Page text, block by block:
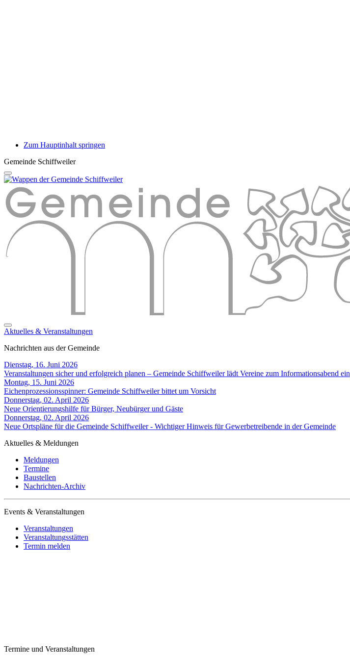
Zum Hauptinhalt springen
Gemeinde Schiffweiler
Aktuelles & Veranstaltungen
Nachrichten aus der Gemeinde
Dienstag, 16. Juni 2026
Veranstaltungen sicher und erfolgreich planen – Gemeinde Schiffweiler lädt Vereine zum Informationsabend ein
Montag, 15. Juni 2026
Eichenprozessionsspinner: Gemeinde Schiffweiler bittet um Vorsicht
Donnerstag, 02. April 2026
Neue Orientierungshilfe für Bürger, Neubürger und Gäste
Donnerstag, 02. April 2026
Neue Ortspläne für die Gemeinde Schiffweiler - Wichtiger Hinweis für Gewerbetreibende in der Gemeinde
Aktuelles & Meldungen
Meldungen
Termine
Baustellen
Nachrichten-Archiv
Events & Veranstaltungen
Veranstaltungen
Veranstaltungsstätten
Termin melden
Termine und Veranstaltungen